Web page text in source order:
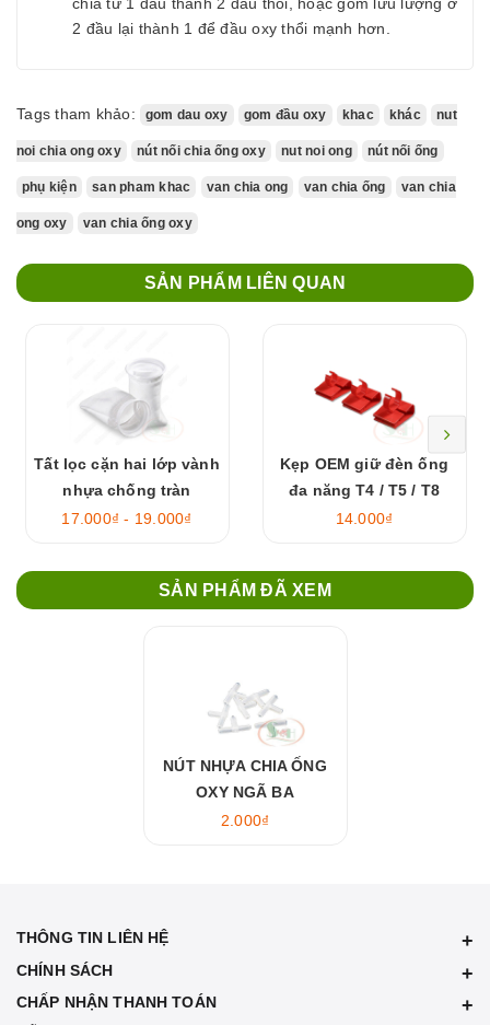
2 đầu lại thành 1 để đầu oxy thổi mạnh hơn.
Tags tham khảo: gom dau oxy gom đầu oxy khac khác nut
noi chia ong oxy nút nối chia ống oxy nut noi ong nút nối ống
phụ kiện san pham khac van chia ong van chia ống van chia
ong oxy van chia ống oxy
SẢN PHẨM LIÊN QUAN
Tất lọc cặn hai lớp vành
nhựa chống tràn
17.000₫ - 19.000₫
Kẹp OEM giữ đèn ống
đa năng T4 / T5 / T8
14.000₫
SẢN PHẨM ĐÃ XEM
NÚT NHỰA CHIA ỐNG
OXY NGÃ BA
2.000₫
THÔNG TIN LIÊN HỆ
CHÍNH SÁCH
CHẤP NHẬN THANH TOÁN